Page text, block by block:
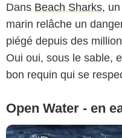
Dans Beach Sharks,
marin relâche un
piégé depuis des
Oui oui, sous le sable,
bon requin qui se
Open Water - en